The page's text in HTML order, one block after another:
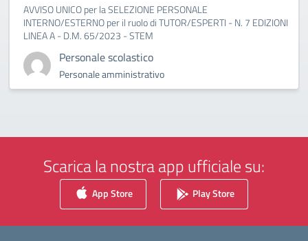
AVVISO UNICO per la SELEZIONE PERSONALE
INTERNO/ESTERNO per il ruolo di TUTOR/ESPERTI - N. 7 EDIZIONI
LINEA A - D.M. 65/2023 - STEM
Personale scolastico
Personale amministrativo
Scarica la nostra app ufficiale su:
App Store Play Store